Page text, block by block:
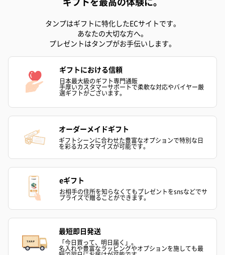
ゼリーバウム カット
（レモン＆紅茶）（432
麦わらパンダバウム
（バナナ味）（540円）
3層デザート
ェ〜国産フル
スキンケアグッズ
スキンケアグッズを同梱してお届けします。
タンプはギフトに特化したECサイトです。
あなたの大切な方へ。
プレゼントはタンプがお手伝いします。
ギフトにおける信頼
日本最大級のギフト専門通販
手厚いカスタマーサポートで柔軟な対応やバイヤー厳
選ギフトがございます。
オーダーメイドギフト
ギフトシーンに合わせた豊富なオプションで特別な日
を彩るカスタマイズが可能です。
eギフト
お相手の住所を知らなくてもプレゼントをsnsなどでサ
プライズで贈ることができます。
最短即日発送
「今日買って、明日届く」。
名入れや豊富なラッピングやオプションを施しても最